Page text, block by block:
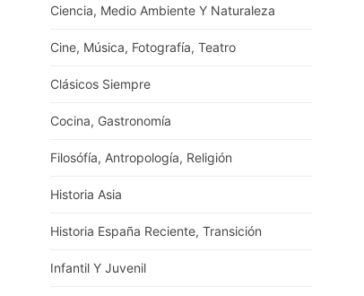
Ciencia, Medio Ambiente Y Naturaleza
Cine, Música, Fotografía, Teatro
Clásicos Siempre
Cocina, Gastronomía
Filosófía, Antropología, Religión
Historia Asia
Historia España Reciente, Transición
Infantil Y Juvenil